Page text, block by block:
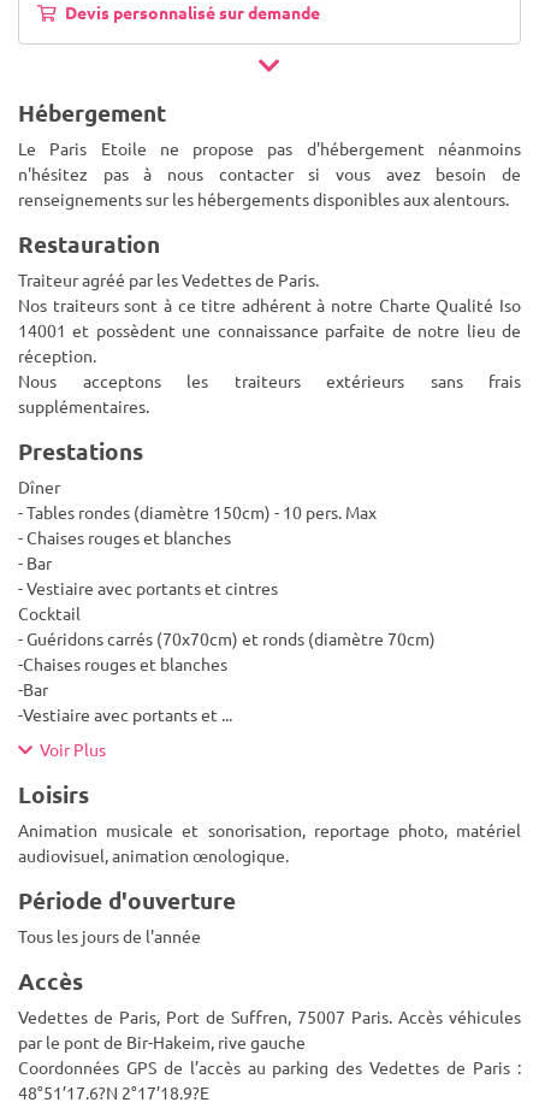
Devis personnalisé sur demande
Hébergement
Le Paris Etoile ne propose pas d'hébergement néanmoins
n'hésitez pas à nous contacter si vous avez besoin de
renseignements sur les hébergements disponibles aux alentours.
Restauration
Traiteur agréé par les Vedettes de Paris.
Nos traiteurs sont à ce titre adhérent à notre Charte Qualité Iso
14001 et possèdent une connaissance parfaite de notre lieu de
réception.
Nous acceptons les traiteurs extérieurs sans frais
supplémentaires.
Prestations
Dîner
- Tables rondes (diamètre 150cm) - 10 pers. Max
- Chaises rouges et blanches
- Bar
- Vestiaire avec portants et cintres
Cocktail
- Guéridons carrés (70x70cm) et ronds (diamètre 70cm)
-Chaises rouges et blanches
-Bar
-Vestiaire avec portants et ...
Voir Plus
Loisirs
Animation musicale et sonorisation, reportage photo, matériel
audiovisuel, animation œnologique.
Période d'ouverture
Tous les jours de l'année
Accès
Vedettes de Paris, Port de Suffren, 75007 Paris. Accès véhicules
par le pont de Bir-Hakeim, rive gauche
Coordonnées GPS de l’accès au parking des Vedettes de Paris :
48°51’17.6?N 2°17’18.9?E